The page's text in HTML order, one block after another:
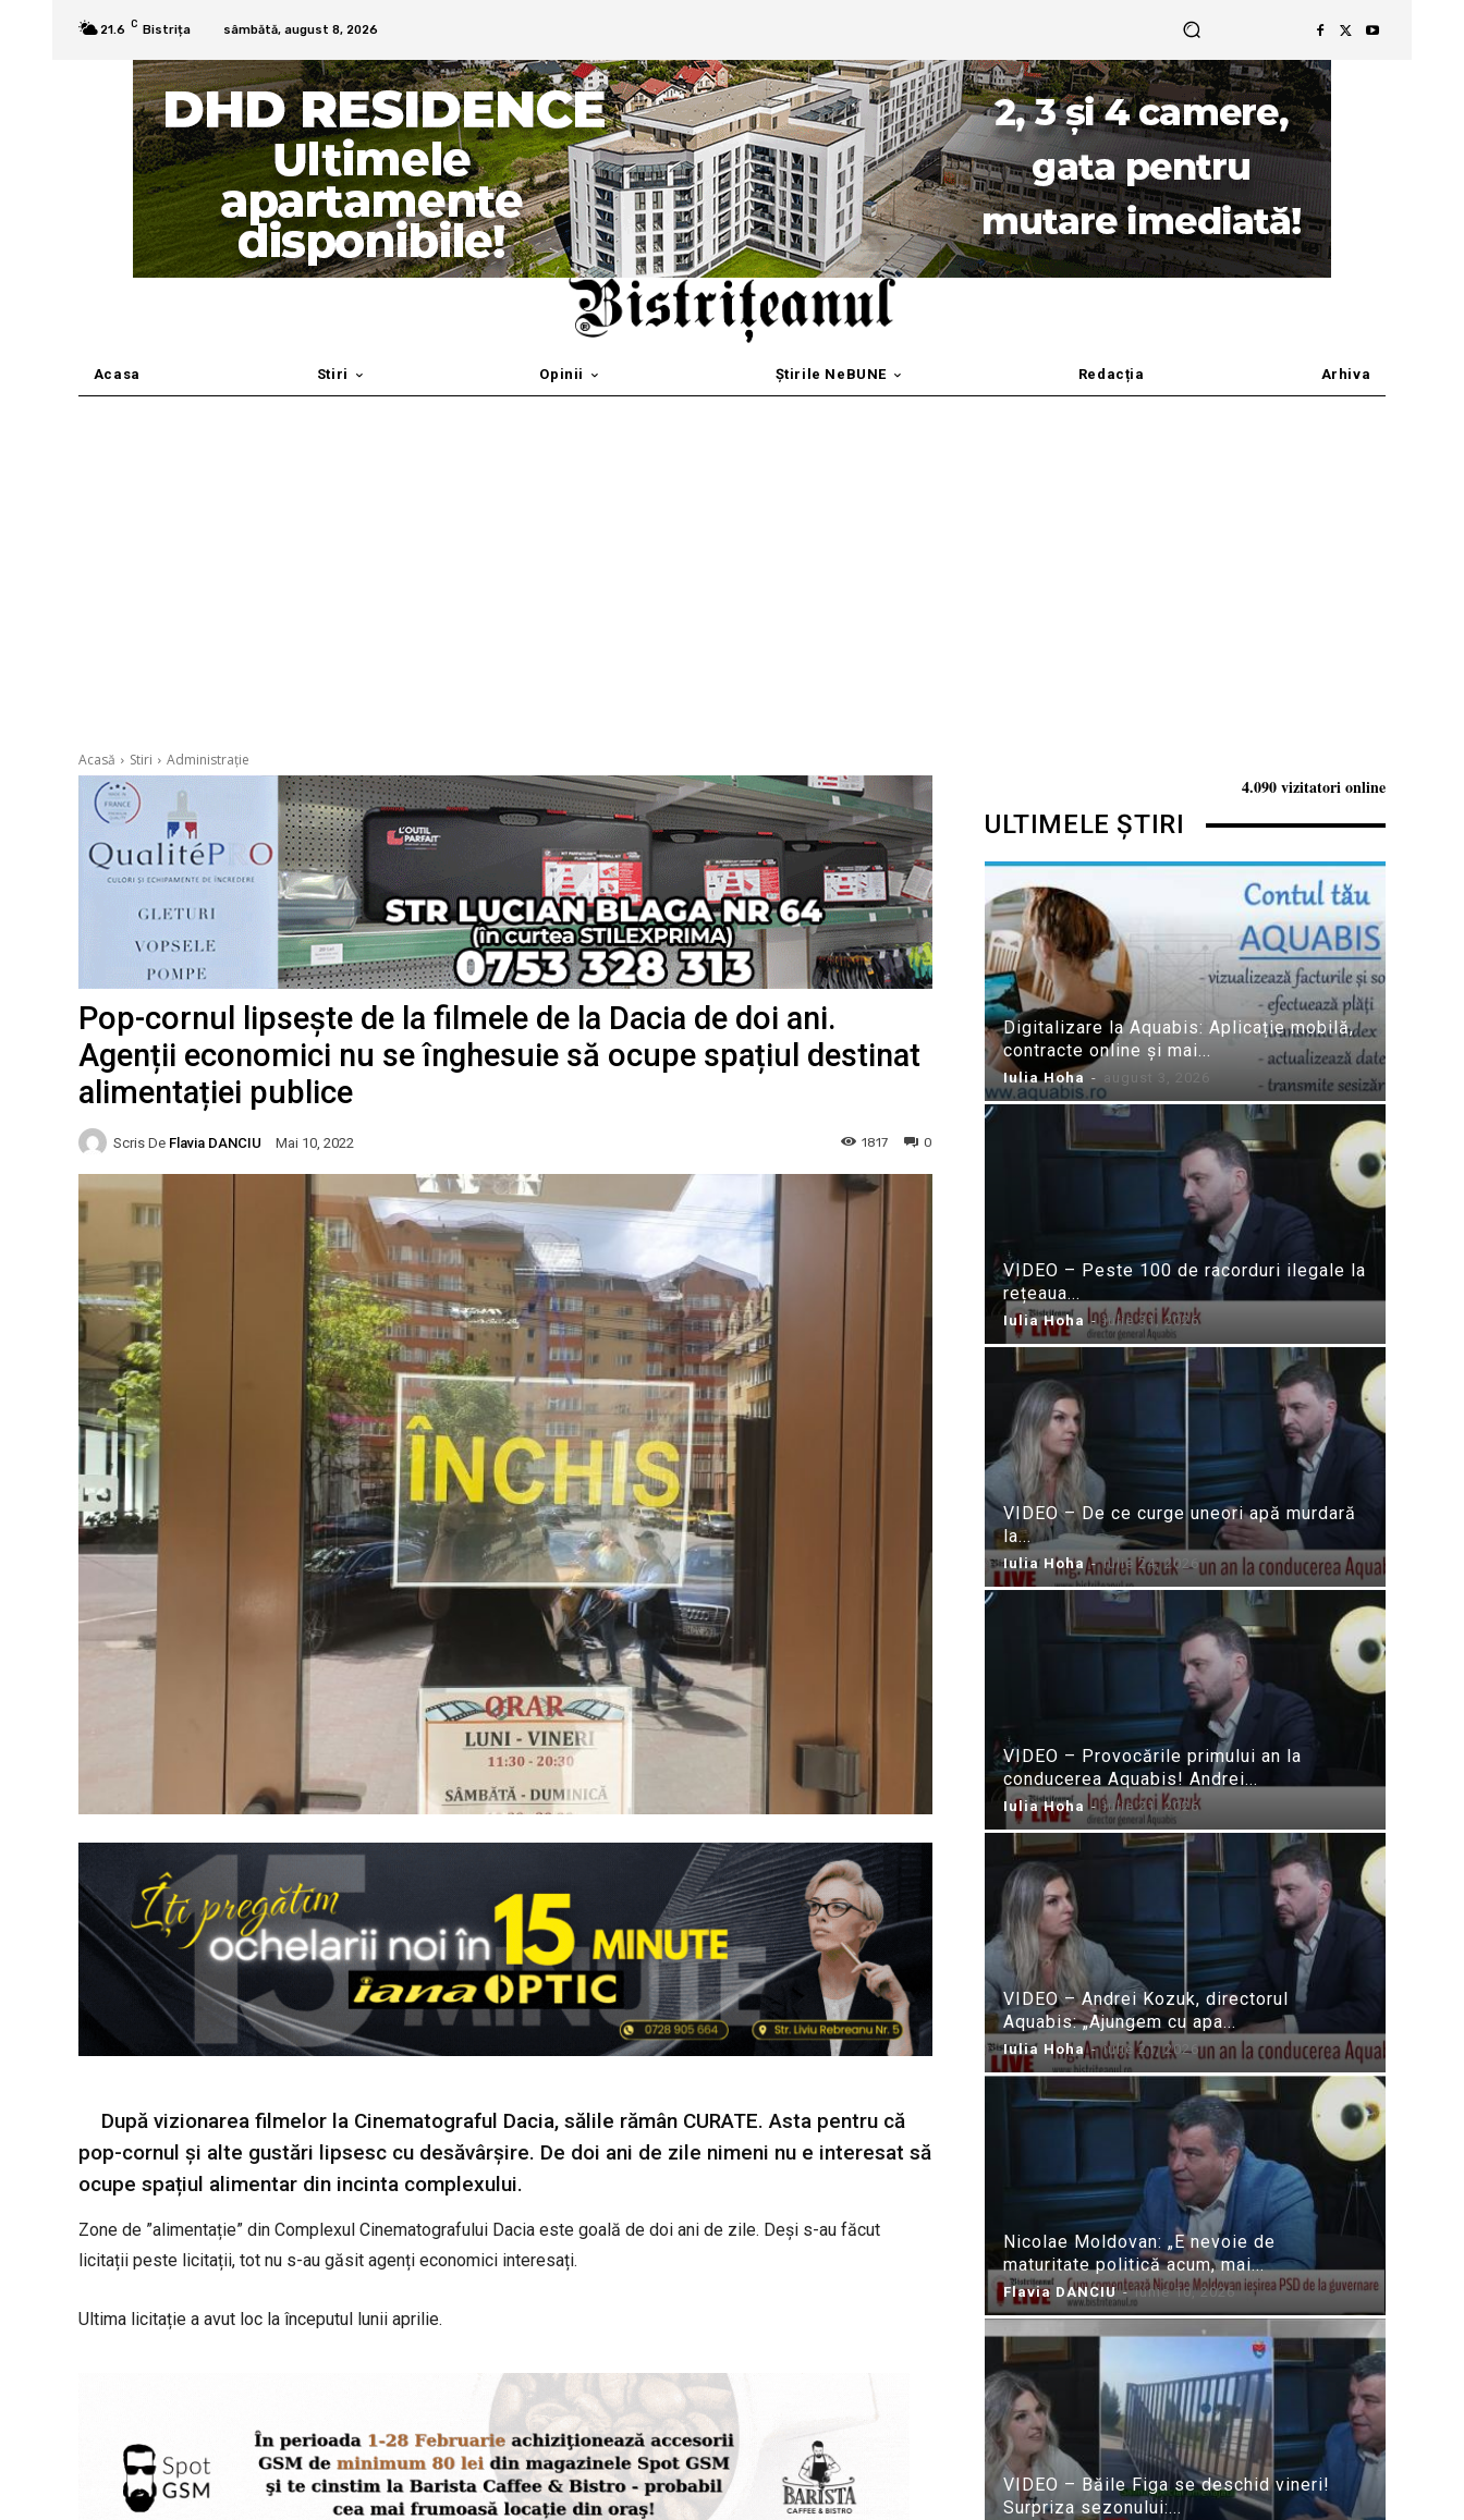
21.6 C Bistrița sâmbătă, august 8, 2026
Acasa Stiri Opinii Știrile NeBUNE Redacția Arhiva
Acasă Stiri Administrație
Pop-cornul lipsește de la filmele de la Dacia de doi ani.
Agenții economici nu se înghesuie să ocupe spațiul destinat
alimentației publice
Scris De Flavia DANCIU Mai 10, 2022 0
1817
După vizionarea filmelor la Cinematograful Dacia, sălile rămân CURATE. Asta pentru că
pop-cornul și alte gustări lipsesc cu desăvârșire. De doi ani de zile nimeni nu e interesat să
ocupe spațiul alimentar din incinta complexului.
Zone de ”alimentație” din Complexul Cinematografului Dacia este goală de doi ani de zile. Deși s-au făcut
licitații peste licitații, tot nu s-au găsit agenți economici interesați.
Ultima licitație a avut loc la începutul lunii aprilie.
4.090 vizitatori online
ULTIMELE ȘTIRI
Digitalizare la Aquabis: Aplicație mobilă,
contracte online și mai...
Iulia Hoha - august 3, 2026
VIDEO – Peste 100 de racorduri ilegale la
rețeaua...
Iulia Hoha - iulie 31, 2026
VIDEO – De ce curge uneori apă murdară
la...
Iulia Hoha - iulie 24, 2026
VIDEO – Provocările primului an la
conducerea Aquabis! Andrei...
Iulia Hoha - iulie 21, 2026
VIDEO – Andrei Kozuk, directorul
Aquabis: „Ajungem cu apa...
Iulia Hoha - iulie 21, 2026
Nicolae Moldovan: „E nevoie de
maturitate politică acum, mai...
Flavia DANCIU - iunie 10, 2026
VIDEO – Băile Figa se deschid vineri!
Surpriza sezonului:...